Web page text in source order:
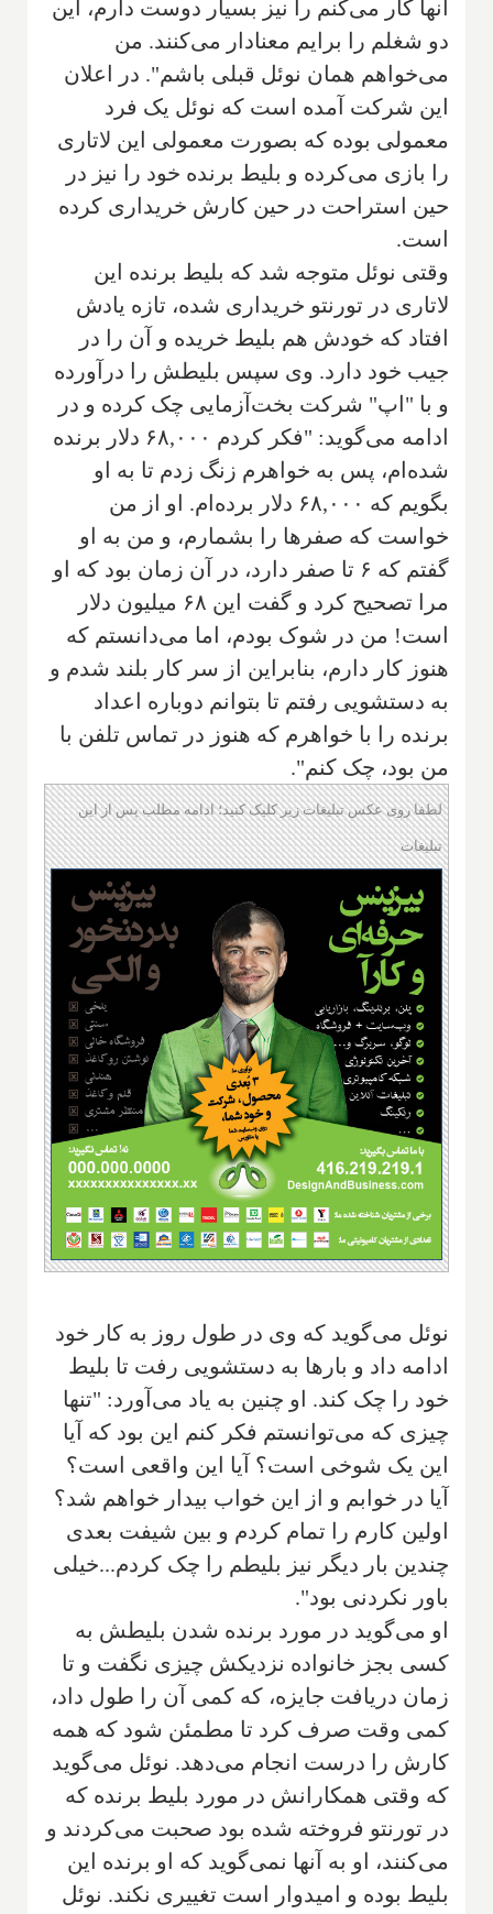
آنها کار می‌کنم را نیز بسیار دوست دارم، این
دو شغلم را برایم معنادار می‌کنند. من
می‌خواهم همان نوئل قبلی باشم". در اعلان
این شرکت آمده است که نوئل یک فرد
معمولی بوده که بصورت معمولی این لاتاری
را بازی می‌کرده و بلیط برنده خود را نیز در
حین استراحت در حین کارش خریداری کرده
است.
وقتی نوئل متوجه شد که بلیط برنده این
لاتاری در تورنتو خریداری شده، تازه یادش
افتاد که خودش هم بلیط خریده و آن را در
جیب خود دارد. وی سپس بلیطش را درآورده
و با "اپ" شرکت بخت‌آزمایی چک کرده و در
ادامه می‌گوید: "فکر کردم ۶۸,۰۰۰ دلار برنده
شده‌ام، پس به خواهرم زنگ زدم تا به او
بگویم که ۶۸,۰۰۰ دلار برده‌ام. او از من
خواست که صفرها را بشمارم، و من به او
گفتم که ۶ تا صفر دارد، در آن زمان بود که او
مرا تصحیح کرد و گفت این ۶۸ میلیون دلار
است! من در شوک بودم، اما می‌دانستم که
هنوز کار دارم، بنابراین از سر کار بلند شدم و
به دستشویی رفتم تا بتوانم دوباره اعداد
برنده را با خواهرم که هنوز در تماس تلفن با
من بود، چک کنم".
لطفا روی عکس تبلیغات زیر کلیک کنید؛ ادامه مطلب پس از این
تبلیغات
نوئل می‌گوید که وی در طول روز به کار خود
ادامه داد و بارها به دستشویی رفت تا بلیط
خود را چک کند. او چنین به یاد می‌آورد: "تنها
چیزی که می‌توانستم فکر کنم این بود که آیا
این یک شوخی است؟ آیا این واقعی است؟
آیا در خوابم و از این خواب بیدار خواهم شد؟
اولین کارم را تمام کردم و بین شیفت بعدی
چندین بار دیگر نیز بلیطم را چک کردم...خیلی
باور نکردنی بود".
او می‌گوید در مورد برنده شدن بلیطش به
کسی بجز خانواده نزدیکش چیزی نگفت و تا
زمان دریافت جایزه، که کمی آن را طول داد،
کمی وقت صرف کرد تا مطمئن شود که همه
کارش را درست انجام می‌دهد. نوئل می‌گوید
که وقتی همکارانش در مورد بلیط برنده که
در تورنتو فروخته شده بود صحبت می‌کردند و
می‌کنند، او به آنها نمی‌گوید که او برنده این
بلیط بوده و امیدوار است تغییری نکند. نوئل